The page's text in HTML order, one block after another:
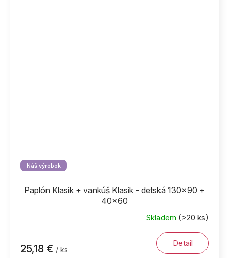
Náš výrobok
Paplón Klasik + vankúš Klasik - detská 130x90 +
40x60
Skladem (>20 ks)
25,18 € / ks
Detail